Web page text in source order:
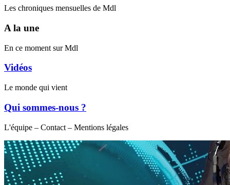
Les chroniques mensuelles de Mdl
A la une
En ce moment sur Mdl
Vidéos
Le monde qui vient
Qui sommes-nous ?
L'équipe – Contact – Mentions légales